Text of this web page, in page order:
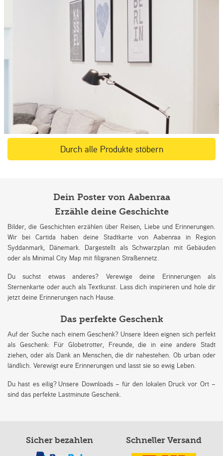
Durch alle Produkte stöbern
Dein Poster von Aabenraa
Erzähle deine Geschichte
Bilder, die Geschichten erzählen über Reisen, Liebe und Erinnerungen.
Wir bei Cartida haben deine Stadtkarte von Aabenraa in Region
Syddanmark, Dänemark. Dargestellt als Schwarzplan mit Gebäuden
oder als Minimal City Map mit filigranen Straßennetz.
Du suchst etwas anderes? Verewige deine Erinnerungen als
Sternenkarte oder auch als Textkunst. Lass dich inspirieren und hole dir
jetzt deine Erinnerungen nach Hause.
Das perfekte Geschenk
Auf der Suche nach einem Geschenk? Unsere Ideen eignen sich perfekt
als Geschenk: Für Globetrotter, Freunde, die in eine andere Stadt
ziehen, oder als Dank an Menschen, die dir nahestehen. Ob urban oder
ländlich. Verewigt eure Erinnerungen und lasst sie so ewig Leben.
Du hast es eilig? Unsere Downloads – für den lokalen Druck vor Ort –
sind das perfekte Lastminute Geschenk.
Sicher bezahlen Schneller Versand